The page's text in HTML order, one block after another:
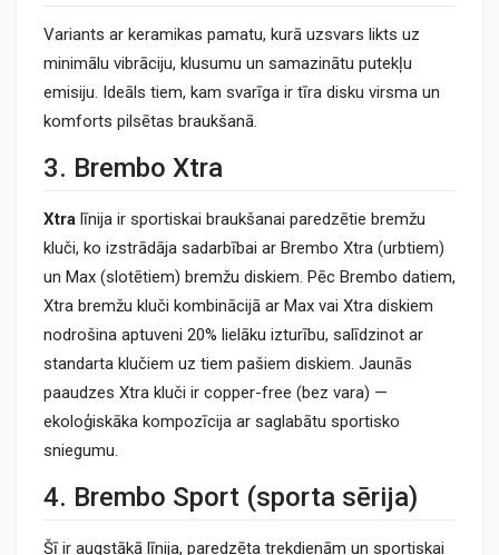
Variants ar keramikas pamatu, kurā uzsvars likts uz
minimālu vibrāciju, klusumu un samazinātu putekļu
emisiju. Ideāls tiem, kam svarīga ir tīra disku virsma un
komforts pilsētas braukšanā.
3. Brembo Xtra
Xtra līnija ir sportiskai braukšanai paredzētie bremžu
kluči, ko izstrādāja sadarbībai ar Brembo Xtra (urbtiem)
un Max (slotētiem) bremžu diskiem. Pēc Brembo datiem,
Xtra bremžu kluči kombinācijā ar Max vai Xtra diskiem
nodrošina aptuveni 20% lielāku izturību, salīdzinot ar
standarta klučiem uz tiem pašiem diskiem. Jaunās
paaudzes Xtra kluči ir copper-free (bez vara) —
ekoloģiskāka kompozīcija ar saglabātu sportisko
sniegumu.
4. Brembo Sport (sporta sērija)
Šī ir augstākā līnija, paredzēta trekdienām un sportiskai